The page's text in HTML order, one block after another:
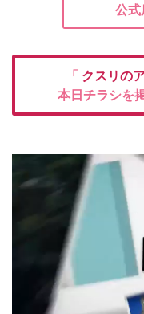
公式
「 クスリの
本日チラシを